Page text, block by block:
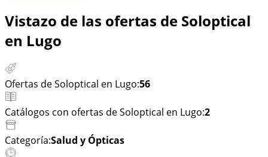
Vistazo de las ofertas de Soloptical
en Lugo
Ofertas de Soloptical en Lugo:56
Catálogos con ofertas de Soloptical en Lugo:2
Categoría:Salud y Ópticas